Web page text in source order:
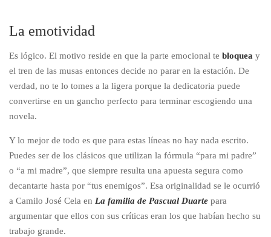
La emotividad
Es lógico. El motivo reside en que la parte emocional te bloquea y
el tren de las musas entonces decide no parar en la estación. De
verdad, no te lo tomes a la ligera porque la dedicatoria puede
convertirse en un gancho perfecto para terminar escogiendo una
novela.
Y lo mejor de todo es que para estas líneas no hay nada escrito.
Puedes ser de los clásicos que utilizan la fórmula “para mi padre”
o “a mi madre”, que siempre resulta una apuesta segura como
decantarte hasta por “tus enemigos”. Esa originalidad se le ocurrió
a Camilo José Cela en La familia de Pascual Duarte para
argumentar que ellos con sus críticas eran los que habían hecho su
trabajo grande.